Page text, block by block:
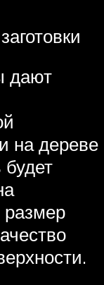
дают
на дереве